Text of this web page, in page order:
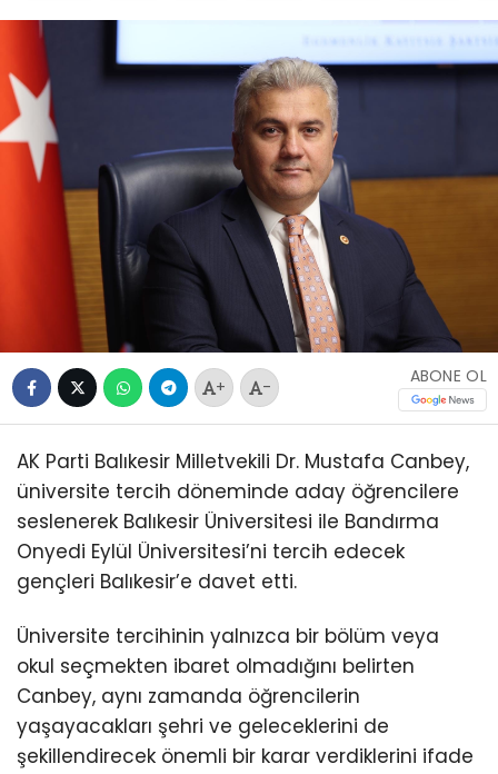
+ -
ABONE OL
AK Parti Balıkesir Milletvekili Dr. Mustafa Canbey,
üniversite tercih döneminde aday öğrencilere
seslenerek Balıkesir Üniversitesi ile Bandırma
Onyedi Eylül Üniversitesi’ni tercih edecek
gençleri Balıkesir’e davet etti.
Üniversite tercihinin yalnızca bir bölüm veya
okul seçmekten ibaret olmadığını belirten
Canbey, aynı zamanda öğrencilerin
yaşayacakları şehri ve geleceklerini de
şekillendirecek önemli bir karar verdiklerini ifade